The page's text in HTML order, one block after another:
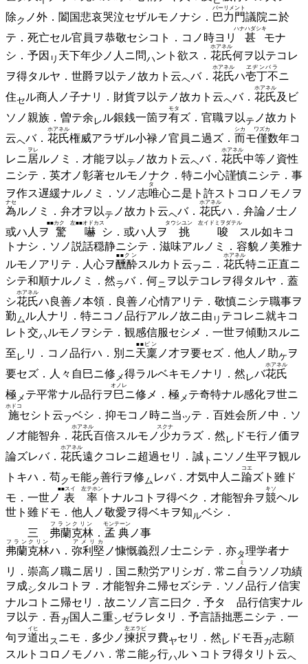
除ク ノ外．闔国悲哀哭泣セザルモノナシ． 巴力門
パーリメント
議院ニ於
テ．死亡セル官員ヲ恭敬セシコト．コノ時ヨリ
甚
ハナハダシキ
モナ
シ．予因 リ 天下年少ノ人ニ問ハ ント欲ス． 花氏
ホアネル
何ヲ以テコレ
ヲ得タルヤ．世爵ヲ以テノ故カト 云ヘバ． 花氏
ホアネル
ハ壱丁不
ヱヂンバラ
ニ
住セ ル商人ノ子ナリ．財貨ヲ以テノ故カト 云ヘバ． 花氏
ホアネル
及ビ
ソノ親族．曽テ余 レ ル銀銭一箇ヲ有
モタ
ズ．官職ヲ 以 テ ノ故カト
云ヘバ． 花氏
ホアネル
権威アラザル小禄ノ官員ニ過ズ． 而
シカ
モ僅
ワズカ
数年コ
レニ居
ヲレ
ルノミ．才能ヲ 以 テ ノ故カト 云ヘバ． 花氏
ホアネル
中等ノ資性
ニシテ．英才ノ彰著セルモノナク．特ニ小心謹慎ニシテ．事
ヲ作ス遅緩ナルノミ．ソノ志唯
タゞ
心ニ是ト許ストコロノモノヲ
為
ナセ
ルノミ．弁才ヲ 以 テ ノ故カト 云ヘバ． 花氏
ホアネル
ハ．弁論ノ士ノ
或ハ人ヲ
驚嚇
■■カク 左■■オドカス
シ．或ハ人ヲ 挑唆
タウシユン 左イドミヲダテル
スル如キコ
トナシ．ソノ説話穏静ニシテ．滋味アルノミ．容貌ノ美雅ナ
ルモノアリテ．人心ヲ醺酔
■■クン
スルカト 云フニ． 花氏
ホアネル
特ニ正直ニ
シテ和順ナルノミ． 然ラバ． 何ニ ヲ以テコレヲ得タルヤ．蓋
シ花氏
ホアネル
ハ良善ノ本領．良善ノ心情アリテ．敬慎ニシテ職事ヲ
勤ム ル人ナリ．特ニコノ品行アルノ故ニ由 リ テコレニ就キコ
レト 交ハ ルモノヲシテ．観感信服セシメ．一世ヲ傾動スルニ
至 レ リ．コノ品行ハ．別ニ天稟
■■ピン
ノ才ヲ要セズ．他人ノ 助ケ ヲ
要セズ．人々自巳ニ修 メ得ラルベキモノナリ． 然 レバ花氏
ホアネル
極メ テ平常ナル品行ヲ 巳
オノレ
ニ修メ． 極メ テ奇特ナル感化ヲ世ニ
施
ホドコ
セシト 云フベシ．抑モコノ時ニ当 ツテ．百姓会所ノ中．ソ
ノ才能智弁． 花氏
ホアネル
百倍スルモノ 少
スクナ
カラズ． 然 レ ドモ行ノ価ヲ
論ズレバ． 花氏
ホアネル
遠クコレニ超過セリ． 誠 ト ニソノ生平ヲ観ル
トキハ． 苟ク モ能ク善行ヲ修ム レバ．才気中人ニ踰
コエ
ズト雖ド
モ．一世ノ 表率
■■スイ 左テホン
トナルコトヲ得ベク．才能智弁ヲ競
キソ
ヘル
世ト雖ドモ．他人ノ敬愛ヲ得ベキヲ知ルベシ．
三 弗蘭克林
フランクリン
． 孟典
モンテーン
ノ事
弗蘭克林
フランクリン
ハ． 弥利堅
アメリカ
ノ慷慨義烈ノ士ニシテ． 亦タ理学者ナ
リ．崇高ノ職ニ居リ．国ニ勲労アリシガ．常ニ自
ミ
ラソノ功績
ヲ 成シ タルコトヲ．才能智弁ニ帰セズシテ．ソノ品行ノ信実
ナルコトニ帰セリ．故ニソノ言ニ曰ク．予タゞ品行信実ナル
ヲ以テ． 吾ガ国人ニ重ンゼラレタリ．予言語拙悪ニシテ．一
句ヲ道
イヒ
出 スニモ．多少ノ揀択
左ヱラビ
ヲ費ヤセリ． 然 レ ドモ吾ガ志願
スルトコロノモノハ．常ニ能ク行ハ ルヽコトヲ得タリト 云ヘ